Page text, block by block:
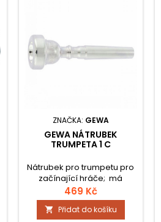
ZNAČKA: GEWA
GEWA NÁTRUBEK
TRUMPETA 1 C
Nátrubek pro trumpetu pro
začínající hráče; má
středně velký kotlík a
středně široký okraj.
469 Kč
 Přidat do košíku